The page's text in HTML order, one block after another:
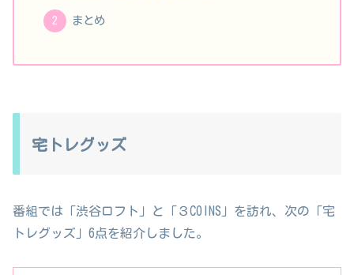
まとめ
宅トレグッズ
番組では「渋谷ロフト」と「３COINS」を訪れ、次の「宅
トレグッズ」6点を紹介しました。